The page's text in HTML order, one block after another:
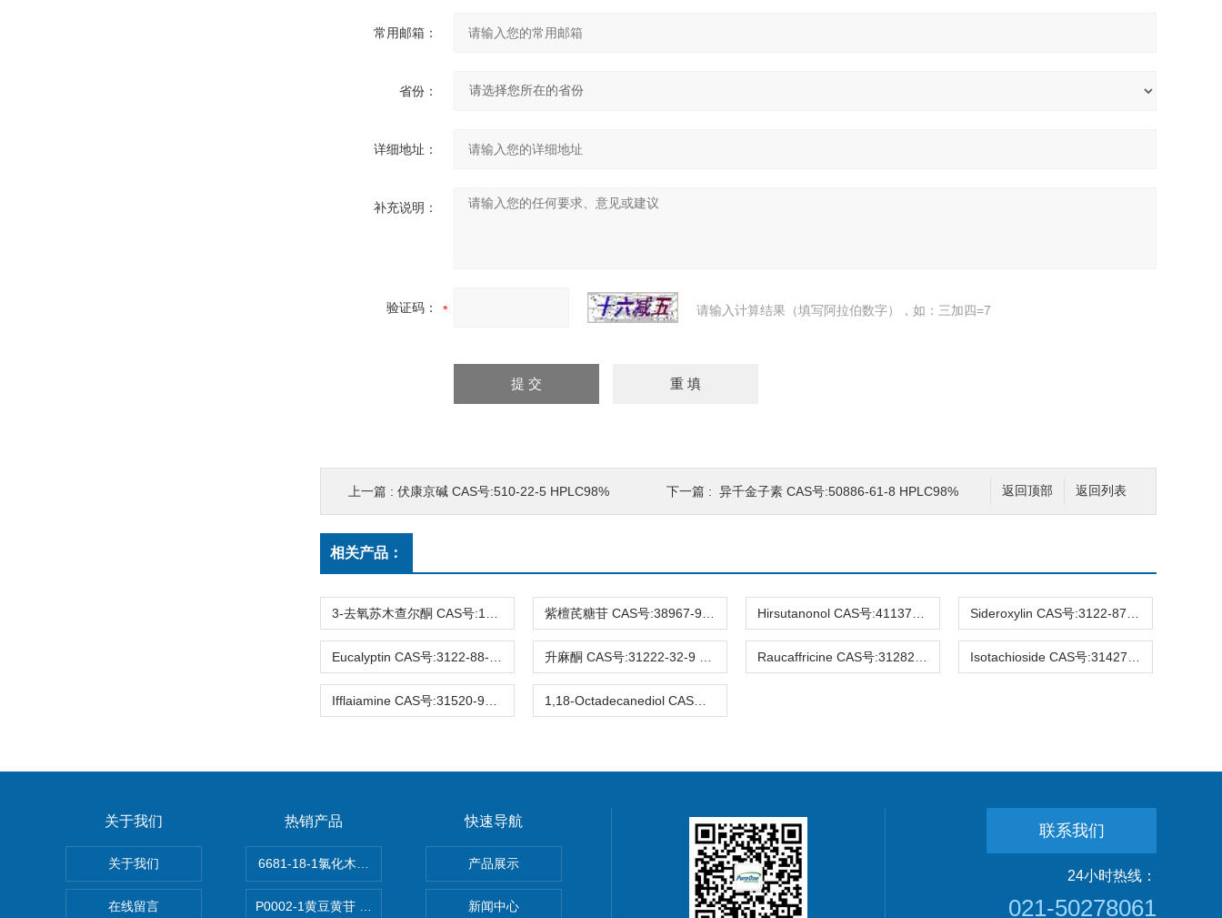
常用邮箱：
省份：
详细地址：
补充说明：
验证码： 请输入计算结果（填写阿拉伯数字），如：三加四=7
返回列表
返回顶部
上一篇 : 伏康京碱 CAS号:510-22-5 HPLC98% 下一篇 : 异千金子素 CAS号:50886-61-8 HPLC98%
相关产品：
关于我们
关于我们
在线留言
热销产品
6681-18-1氯化木兰花碱,magnoflorine chloride,植物提取物,标准品,对照品
P0002-1黄豆黄苷 40246-10-4 Glycitin 分析标准品
快速导航
产品展示
新闻中心
联系我们
24小时热线：
021-50278061